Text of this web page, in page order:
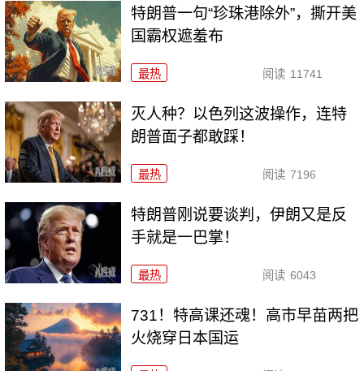
特朗普一句“珍珠港除外”，撕开美
国霸权遮羞布
最热 阅读 11741
灭人种？以色列这波操作，连特
朗普面子都敢踩！
最热 阅读 7196
特朗普刚说要谈判，伊朗又是反
手就是一巴掌！
最热 阅读 6043
731！特高课还魂！高市早苗两把
火烧穿日本国运